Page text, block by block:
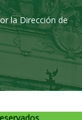
la Dirección de